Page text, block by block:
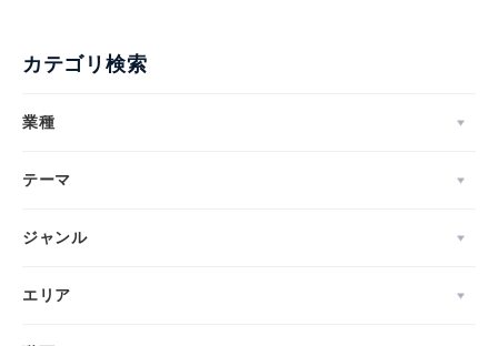
カテゴリ検索
業種
テーマ
ジャンル
エリア